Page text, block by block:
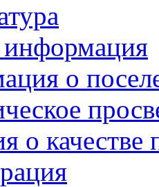
о
о качестве